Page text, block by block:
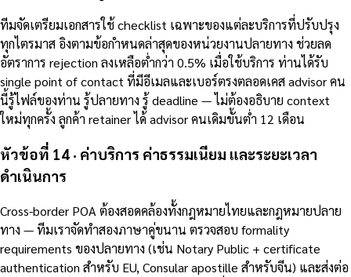
ทีมจัดเตรียมเอกสารใช้ checklist เฉพาะของแต่ละบริการที่ปรับปรุง
ทุกไตรมาส อิงตามข้อกำหนดล่าสุดของหน่วยงานปลายทาง ช่วยลด
อัตราการ rejection ลงเหลือต่ำกว่า 0.5% เมื่อใช้บริการ ท่านได้รับ
single point of contact ที่มีอีเมลและเบอร์ตรงตลอดเคส advisor คน
นี้รู้ไฟล์ของท่าน รู้ปลายทาง รู้ deadline — ไม่ต้องอธิบาย context
ใหม่ทุกครั้ง ลูกค้า retainer ได้ advisor คนเดิมขั้นต่ำ 12 เดือน
หัวข้อที่ 14 · ค่าบริการ ค่าธรรมเนียม และระยะเวลา
ดำเนินการ
Cross-border POA ต้องสอดคล้องทั้งกฎหมายไทยและกฎหมายปลาย
ทาง — ทีมเราจัดทำสองภาษาคู่ขนาน ตรวจสอบ formality
requirements ของปลายทาง (เช่น Notary Public + certificate
authentication สำหรับ EU, Consular apostille สำหรับจีน) และส่งต่อ